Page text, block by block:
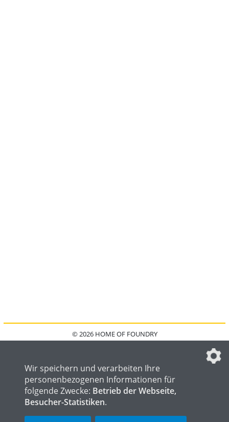
© 2026 HOME OF FOUNDRY
DATENSCHUTZEINSTELLUNGEN
HOME OF LOGISTICS
Wir speichern und verarbeiten Ihre
personenbezogenen Informationen für
folgende Zwecke: Betrieb der Webseite,
Besucher-Statistiken.